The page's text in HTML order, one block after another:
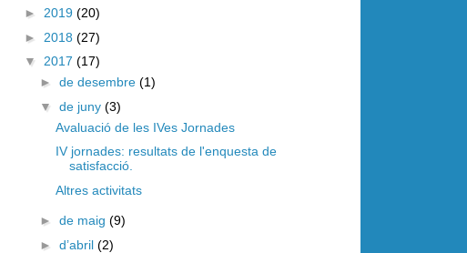
► 2019 (20)
► 2018 (27)
▼ 2017 (17)
► de desembre (1)
▼ de juny (3)
Avaluació de les IVes Jornades
IV jornades: resultats de l'enquesta de
satisfacció.
Altres activitats
► de maig (9)
► d’abril (2)